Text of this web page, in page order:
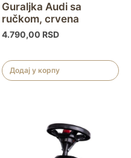
Guraljka Audi sa
ručkom, crvena
4.790,00 RSD
Додај у корпу